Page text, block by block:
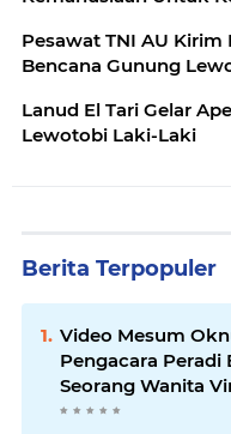
Pesawat TNI AU
Bencana Gunung
Lanud El Tari Gelar
Lewotobi Laki-Laki
Berita Terpopuler
Video Mesum
Pengacara Peradi
Seorang Wanita
Facebook